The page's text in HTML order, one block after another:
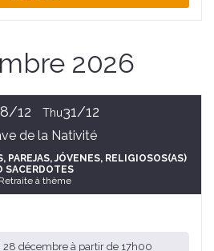
2026
12 Thu31/12
de la Nativité
PAREJAS, JÓVENES, RELIGIOSOS(AS)
SACERDOTES
Retraite à thème
décembre à partir de 17h00